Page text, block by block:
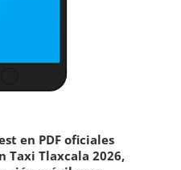
en PDF oficiales
Taxi Tlaxcala 2026,